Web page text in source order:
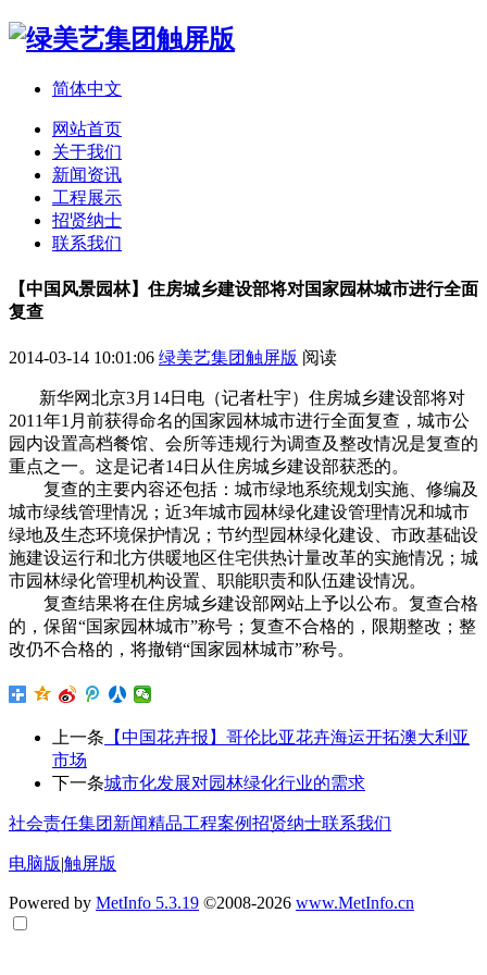
简体中文
网站首页
关于我们
新闻资讯
工程展示
招贤纳士
联系我们
【中国风景园林】住房城乡建设部将对国家园林城市进行全面
复查
2014-03-14 10:01:06 绿美艺集团触屏版 阅读
新华网北京3月14日电（记者杜宇）住房城乡建设部将对
2011年1月前获得命名的国家园林城市进行全面复查，城市公
园内设置高档餐馆、会所等违规行为调查及整改情况是复查的
重点之一。这是记者14日从住房城乡建设部获悉的。
复查的主要内容还包括：城市绿地系统规划实施、修编及
城市绿线管理情况；近3年城市园林绿化建设管理情况和城市
绿地及生态环境保护情况；节约型园林绿化建设、市政基础设
施建设运行和北方供暖地区住宅供热计量改革的实施情况；城
市园林绿化管理机构设置、职能职责和队伍建设情况。
复查结果将在住房城乡建设部网站上予以公布。复查合格
的，保留“国家园林城市”称号；复查不合格的，限期整改；整
改仍不合格的，将撤销“国家园林城市”称号。
上一条 【中国花卉报】哥伦比亚花卉海运开拓澳大利亚
市场
下一条城市化发展对园林绿化行业的需求
社会责任集团新闻精品工程案例招贤纳士联系我们
电脑版|触屏版
Powered by MetInfo 5.3.19 ©2008-2026 www.MetInfo.cn